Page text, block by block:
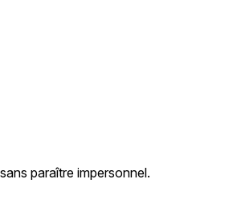
paraître impersonnel.